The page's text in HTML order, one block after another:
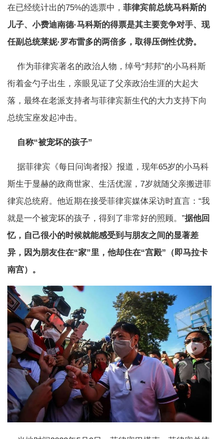
在已经统计出的75%的选票中， 菲律宾前总统马科斯的
儿子、小费迪南德·马科斯的得票是其主要竞争对手、现
任副总统莱妮·罗布雷多的两倍多，取得压倒性优势。
作为菲律宾著名的政治人物，绰号“邦邦”的小马科斯
衔着金勺子出生，亲眼见证了父亲政治生涯的大起大
落，最终在老派支持者与菲律宾新生代的大力支持下向
总统宝座发起冲击。
自称“被宠坏的孩子”
据菲律宾《每日问询者报》报道，现年65岁的小马科
斯生于显赫的政商世家、生活优渥，7岁就随父亲搬进菲
律宾总统府。他近期在接受菲律宾媒体采访时直言：“我
就是一个被宠坏的孩子，得到了非常好的照顾。”据他回
忆，自己很小的时候就能感受到与朋友之间的显著差
异，因为朋友住在“家”里，他却住在“宫殿”（即马拉卡
南宫）。